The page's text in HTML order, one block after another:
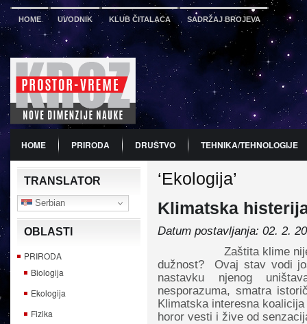
HOME UVODNIK KLUB ČITALACA SADRŽAJ BROJEVA
HOME PRIRODA DRUŠTVO TEHNIKA/TEHNOLOGIJE
PDF BROJ 12 PREDSTAVLJANJE KNJIGA
TRANSLATOR
Serbian
OBLASTI
PRIRODA
Biologija
Ekologija
Fizika
‘Ekologija’
Klimatska
Datum postavljanja: 02. 2.
Zaštita klime nije
dužnost? Ovaj stav vodi
nastavku njenog
nesporazuma, smatra
Klimatska interesna
horor vesti i žive od